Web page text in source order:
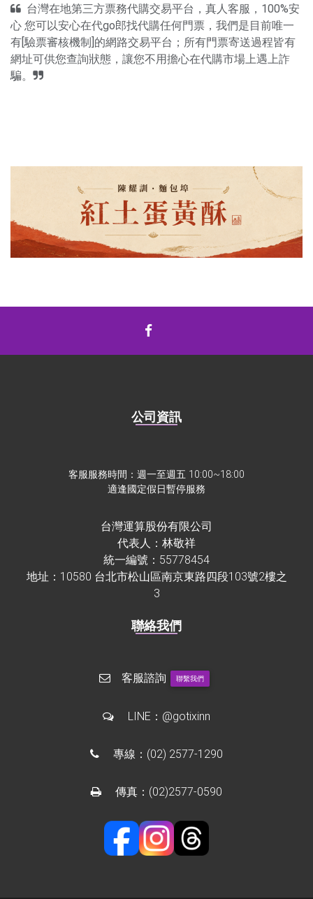
台灣在地第三方票務代購交易平台，真人客服，100%安
心 您可以安心在代go郎找代購任何門票，我們是目前唯一
有[驗票審核機制]的網路交易平台；所有門票寄送過程皆有
網址可供您查詢狀態，讓您不用擔心在代購市場上遇上詐
騙。
公司資訊
客服服務時間：週一至週五 10:00~18:00
適逢國定假日暫停服務
台灣運算股份有限公司
代表人：林敬祥
統一編號：55778454
地址：10580 台北市松山區南京東路四段103號2樓之
3
聯絡我們
客服諮詢 聯繫我們
LINE： @gotixinn
專線： (02) 2577-1290
傳真：(02)2577-0590